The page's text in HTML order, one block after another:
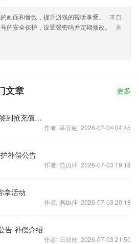
画面和音效，提升游戏的视听享受。
来自
的安全保护，设置强密码并定期修改。
来
文章 更多
《精忠岳飞》迎封测 论坛签到抢充值卡！
作者: 莘容娅 2026-07-04 04:45
补偿公告
作者: 范贞环 2026-07-03 19:18
拿活动
作者: 燕纨佳 2026-07-03 20:18
告 补偿介绍
作者: 田欣桂 2026-07-03 21:50